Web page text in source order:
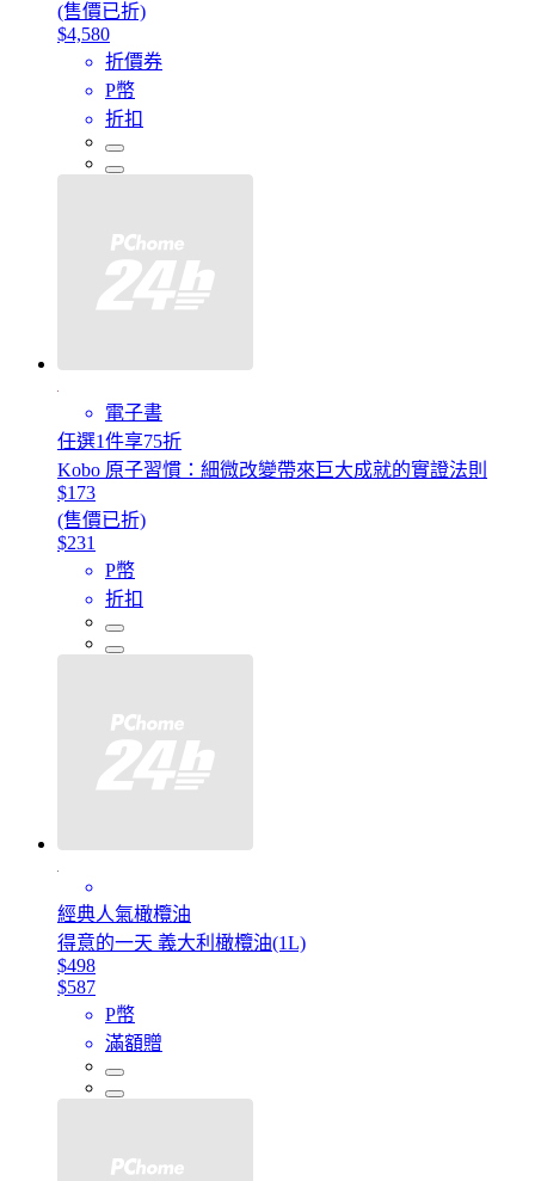
(售價已折)
$4,580
折價券
P幣
折扣
電子書
任選1件享75折
Kobo 原子習慣：細微改變帶來巨大成就的實證法則
$173
(售價已折)
$231
P幣
折扣
經典人氣橄欖油
得意的一天 義大利橄欖油(1L)
$498
$587
P幣
滿額贈